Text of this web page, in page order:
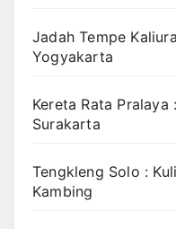
Jadah Tempe
Yogyakarta
Kereta Rata
Surakarta
Tengkleng Solo :
Kambing